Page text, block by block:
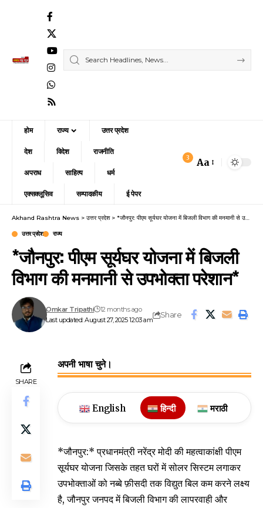
होम राज्य उत्तर प्रदेश
देश विदेश राजनीति
अपराध साहित्य धर्म
एक्सक्लूसिव सम्पादकीय ई पेपर
3
Font
Aa
Akhand Rashtra News > उत्तर प्रदेश> *जौनपुर: पीएम सूर्यघर योजना में बिजली विभाग की मनमानी से उपभोक्ता परेशान*
उत्तर प्रदेश राज्य
*जौनपुर: पीएम सूर्यघर योजना में बिजली
विभाग की मनमानी से उपभोक्ता परेशान*
Last updated: August 27, 2025 12:03 am
Omkar Tripathi 12 months ago
Share
SHARE
अपनी भाषा चुने।
English हिन्दी मराठी
*जौनपुर:* प्रधानमंत्री नरेंद्र मोदी की महत्वाकांक्षी पीएम
सूर्यघर योजना जिसके तहत घरों में सोलर सिस्टम लगाकर
उपभोक्ताओं को नब्बे फ़ीसदी तक विद्युत बिल कम करने लक्ष्य
है, जौनपुर जनपद में बिजली विभाग की लापरवाही और